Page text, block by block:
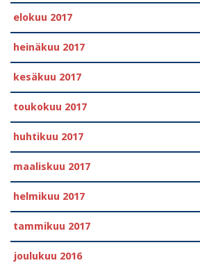
elokuu 2017
heinäkuu 2017
kesäkuu 2017
toukokuu 2017
huhtikuu 2017
maaliskuu 2017
helmikuu 2017
tammikuu 2017
joulukuu 2016